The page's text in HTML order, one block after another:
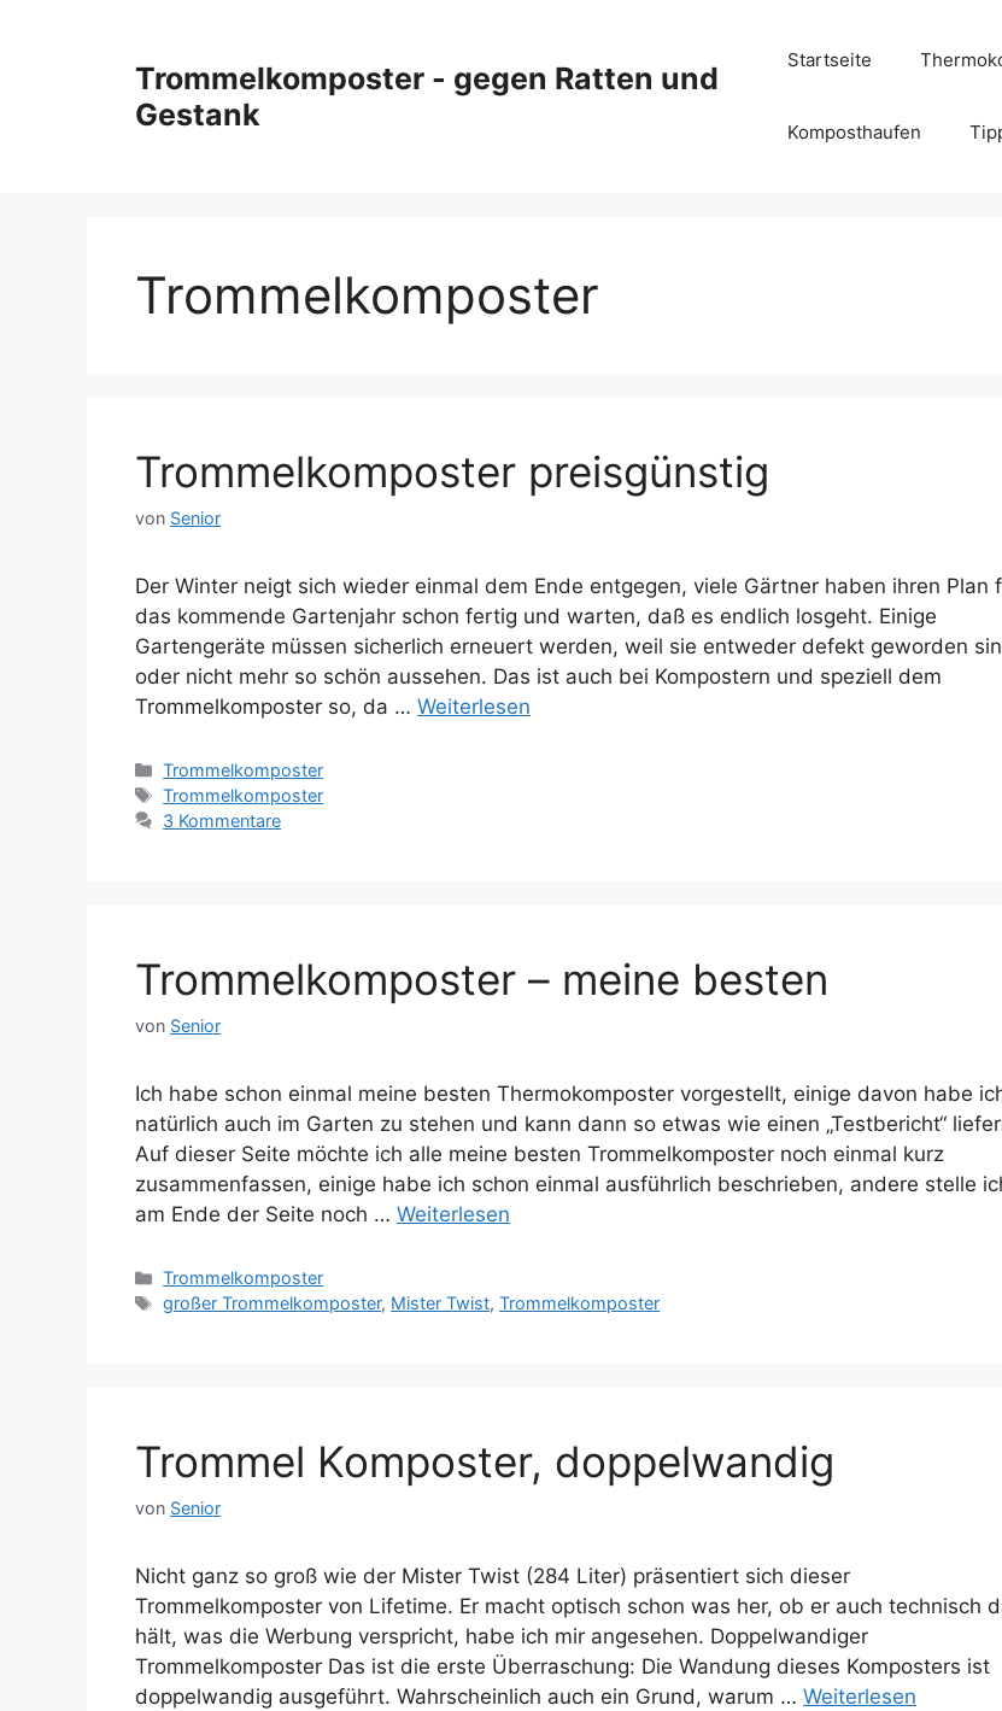
Trommelkomposter - gegen Ratten und
Gestank
Startseite
Komposthaufen
Trommelkomposter
Trommelkomposter preisgünstig
von Senior
Der Winter neigt sich wieder einmal dem Ende entgegen, viele Gärtner haben ihren Plan
das kommende Gartenjahr schon fertig und warten, daß es endlich losgeht. Einige
Gartengeräte müssen sicherlich erneuert werden, weil sie entweder defekt geworden
oder nicht mehr so schön aussehen. Das ist auch bei Kompostern und speziell dem
Trommelkomposter so, da … Weiterlesen
Kategorien
Trommelkomposter
Schlagwörter
Trommelkomposter
3 Kommentare
Trommelkomposter – meine besten
von Senior
Ich habe schon einmal meine besten Thermokomposter vorgestellt, einige davon habe
natürlich auch im Garten zu stehen und kann dann so etwas wie einen „Testbericht“
Auf dieser Seite möchte ich alle meine besten Trommelkomposter noch einmal kurz
zusammenfassen, einige habe ich schon einmal ausführlich beschrieben, andere stelle
am Ende der Seite noch … Weiterlesen
Kategorien
Trommelkomposter
Schlagwörter
großer Trommelkomposter, Mister Twist,Trommelkomposter
Trommel Komposter, doppelwandig
von Senior
Nicht ganz so groß wie der Mister Twist (284 Liter) präsentiert sich dieser
Trommelkomposter von Lifetime. Er macht optisch schon was her, ob er auch technisch
hält, was die Werbung verspricht, habe ich mir angesehen. Doppelwandiger
Trommelkomposter Das ist die erste Überraschung: Die Wandung dieses Komposters ist
doppelwandig ausgeführt. Wahrscheinlich auch ein Grund, warum … Weiterlesen